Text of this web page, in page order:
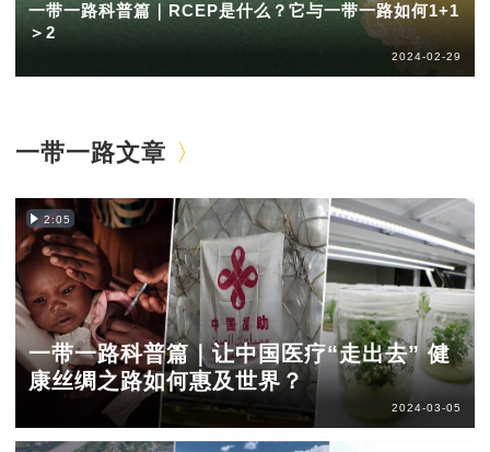
一带一路科普篇｜RCEP是什么？它与一带一路如何1+1
＞2
2024-02-29
一带一路文章
2:05
一带一路科普篇｜让中国医疗“走出去” 健
康丝绸之路如何惠及世界？
2024-03-05